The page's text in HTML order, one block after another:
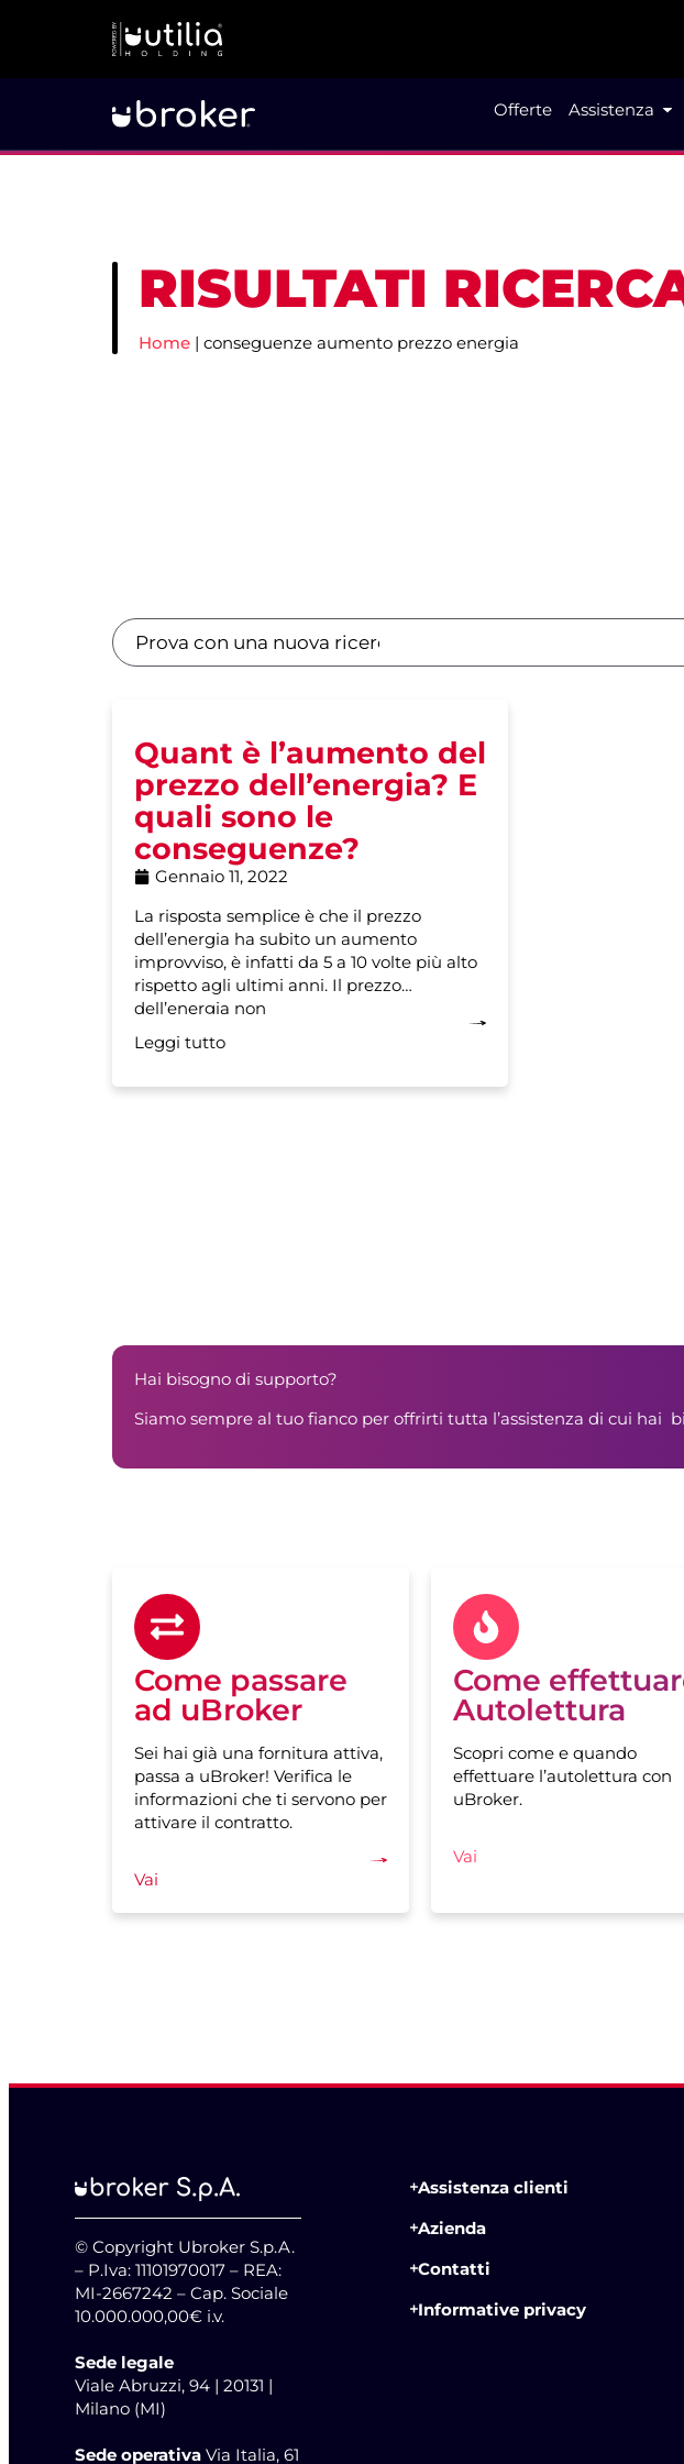
Offerte Assistenza
RISULTATI
Home |conseguenze aumento prezzo energia
Quant è l’aumento del
prezzo dell’energia? E
quali sono le
conseguenze?
Gennaio 11, 2022
La risposta semplice è che il prezzo
dell’energia ha subito un aumento
improvviso, è infatti da 5 a 10 volte più alto
rispetto agli ultimi anni. Il prezzo
dell’energia non
Leggi tutto
Hai bisogno di supporto?
Siamo sempre al tuo fianco per offrirti tutta l’assistenza di cui hai
Come passare
ad uBroker
Sei hai già una fornitura attiva,
passa a uBroker! Verifica le
informazioni che ti servono per
attivare il contratto.
Vai
Come
Autolettura
Scopri come e quando
effettuare l’autolettura con
uBroker.
Vai
© Copyright Ubroker S.p.A.
– P.Iva: 11101970017 – REA:
MI-2667242 – Cap. Sociale
10.000.000,00€ i.v.
Sede legale
Viale Abruzzi, 94 | 20131 |
Milano (MI)
Sede operativa Via Italia, 61
Assistenza clienti
Azienda
Contatti
Informative privacy